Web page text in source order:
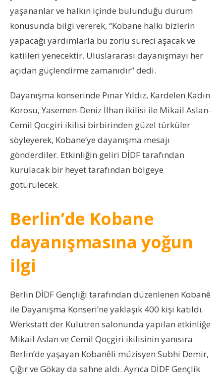
yaşananlar ve halkın içinde bulunduğu durum
konusunda bilgi vererek, “Kobane halkı bizlerin
yapacağı yardımlarla bu zorlu süreci aşacak ve
katilleri yenecektir. Uluslararası dayanışmayı her
açıdan güçlendirme zamanıdır” dedi.
Dayanışma konserinde Pınar Yıldız, Kardelen Kadın
Korosu, Yasemen-Deniz İlhan ikilisi ile Mikail Aslan-
Cemil Qocgiri ikilisi birbirinden güzel türküler
söyleyerek, Kobane’ye dayanışma mesajı
gönderdiler. Etkinliğin geliri DİDF tarafından
kurulacak bir heyet tarafından bölgeye
götürülecek.
Berlin’de Kobane
dayanışmasına yoğun
ilgi
Berlin DİDF Gençliği tarafından düzenlenen Kobanê
ile Dayanışma Konseri’ne yaklaşık 400 kişi katıldı.
Werkstatt der Kulutren salonunda yapılan etkinliğe
Mikail Aslan ve Cemil Qoçgiri ikilisinin yanısıra
Berlin’de yaşayan Kobanêli müzisyen Subhi Demir,
Çığır ve Gökay da sahne aldı. Ayrıca DİDF Gençlik